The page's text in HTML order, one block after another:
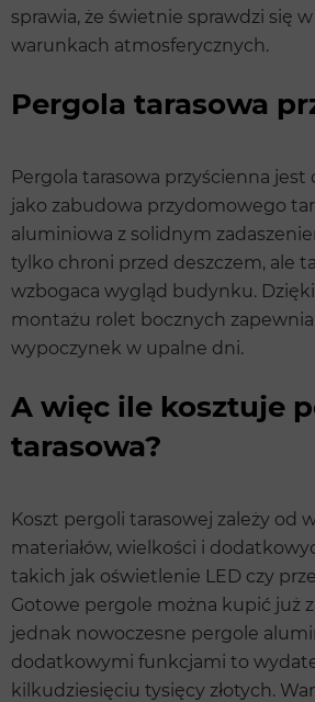
sprawia, że świetnie sprawdzi się
warunkach atmosferycznych.
Pergola tarasowa
Pergola tarasowa przyścienna jest
jako zabudowa przydomowego
aluminiowa z solidnym
tylko chroni przed deszczem, ale
wzbogaca wygląd budynku.
montażu rolet bocznych
wypoczynek w upalne dni.
A więc ile kosztuje
tarasowa?
Koszt pergoli tarasowej zależy od
materiałów, wielkości i
takich jak oświetlenie LED czy
Gotowe pergole można kupić już
jednak nowoczesne pergole
dodatkowymi funkcjami to
kilkudziesięciu tysięcy złotych.